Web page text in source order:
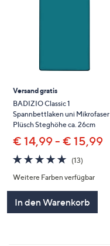
Versand gratis
BADIZIO Classic 1
Spannbettlaken uni Mikrofaser
Plüsch Steghöhe ca. 26cm
€ 14,99 - € 15,99
4.8
von
5
(13)13
Weitere Farben verfügbar
In den Warenkorb